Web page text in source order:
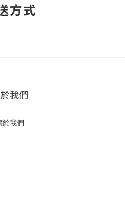
方式
我們
於我們